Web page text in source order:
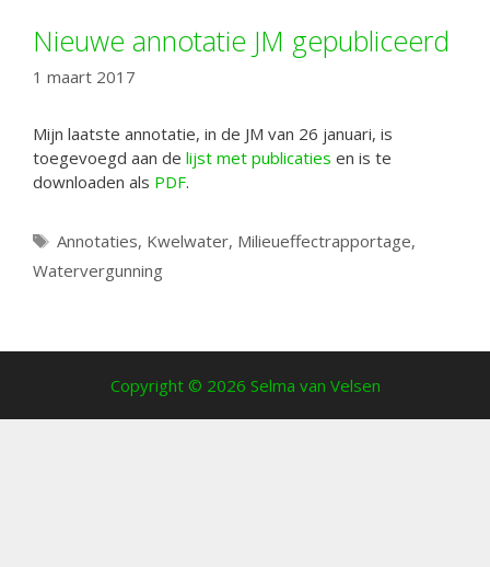
Nieuwe annotatie JM gepubliceerd
1 maart 2017
Mijn laatste annotatie, in de JM van 26 januari, is
toegevoegd aan de lijst met publicaties en is te
downloaden als PDF.
Tags
Annotaties, Kwelwater, Milieueffectrapportage,
Watervergunning
Copyright © 2026 Selma van Velsen